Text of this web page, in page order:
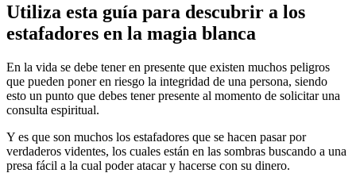
Utiliza esta guía para descubrir a los
estafadores en la magia blanca
En la vida se debe tener en presente que existen muchos peligros
que pueden poner en riesgo la integridad de una persona, siendo
esto un punto que debes tener presente al momento de solicitar una
consulta espiritual.
Y es que son muchos los estafadores que se hacen pasar por
verdaderos videntes, los cuales están en las sombras buscando a una
presa fácil a la cual poder atacar y hacerse con su dinero.